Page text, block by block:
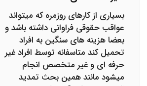
بسیاری از کارهای روزمره که میتواند
عواقب حقوقی فراوانی داشته باشد و
بعضا هزینه های سنگین به افراد
تحمیل کند متاسفانه توسط افراد غیر
حرفه ای و غیر متخصص انجام
میشود مانند همین بحث تمدید